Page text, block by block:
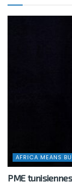
AFRICA MEANS
PME